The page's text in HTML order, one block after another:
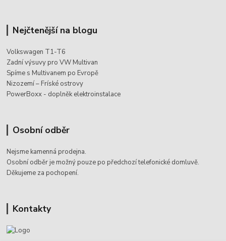
Nejčtenější na blogu
Volkswagen T1-T6
Zadní výsuvy pro VW Multivan
Spíme s Multivanem po Evropě
Nizozemí – Fríské ostrovy
PowerBoxx - doplněk elektroinstalace
Osobní odběr
Nejsme kamenná prodejna.
Osobní odběr je možný pouze po předchozí telefonické domluvě.
Děkujeme za pochopení.
Kontakty